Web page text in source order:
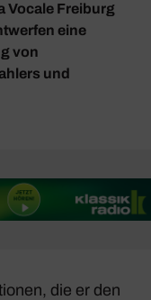
Vocale Freiburg
eine
von
und
die er den